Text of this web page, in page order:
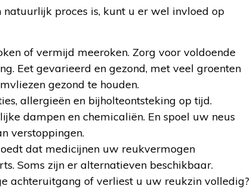
proces is, kunt u er wel invloed op
of vermijd meeroken. Zorg voor voldoende
Eet gevarieerd en gezond, met veel groenten
gezond te houden.
allergieën en bijholteontsteking op tijd.
dampen en chemicaliën. En spoel uw neus
verstoppingen.
dat medicijnen uw reukvermogen
Soms zijn er alternatieven beschikbaar.
achteruitgang of verliest u uw reukzin volledig?